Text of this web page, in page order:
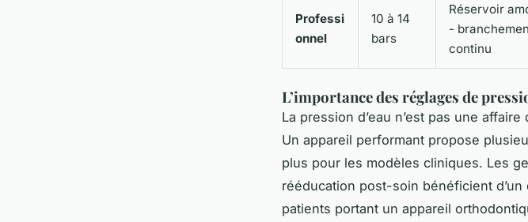
Professi
onnel
10 à 14
bars
Réservoir
-
continu
L’importance des réglages de
La pression d’eau n’est pas une
Un appareil performant propose
plus pour les modèles cliniques. Les
rééducation post-soin bénéficient
patients portant un appareil